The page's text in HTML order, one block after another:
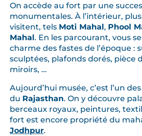
On accède au fort par une
monumentales. À l’intérieur,
visitent, tels Moti Mahal, Phool
Mahal. En les parcourant, vous
charme des fastes de l’époque :
sculptées, plafonds dorés, pièce
miroirs, …
Aujourd’hui musée, c’est l’un
du Rajasthan. On y découvre
berceaux royaux, peintures,
fort est encore propriété du
Jodhpur.